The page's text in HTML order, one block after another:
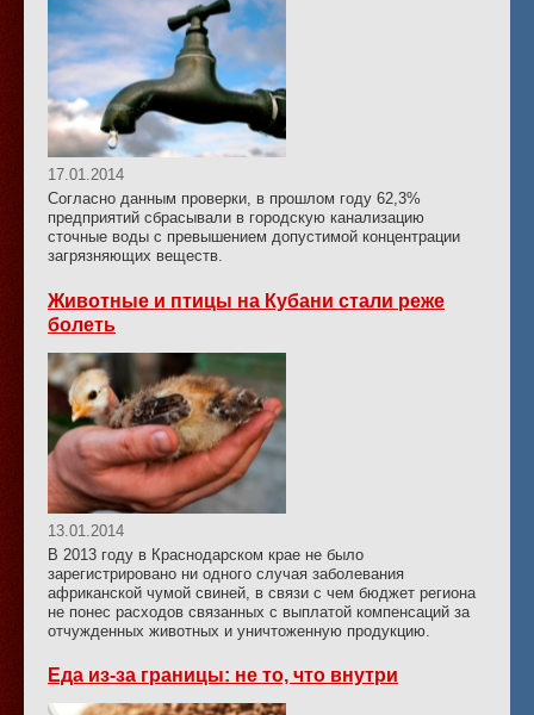
17.01.2014
Согласно данным проверки, в прошлом году 62,3%
предприятий сбрасывали в городскую канализацию
сточные воды с превышением допустимой концентрации
загрязняющих веществ.
Животные и птицы на Кубани стали реже
болеть
13.01.2014
В 2013 году в Краснодарском крае не было
зарегистрировано ни одного случая заболевания
африканской чумой свиней, в связи с чем бюджет региона
не понес расходов связанных с выплатой компенсаций за
отчужденных животных и уничтоженную продукцию.
Еда из-за границы: не то, что внутри